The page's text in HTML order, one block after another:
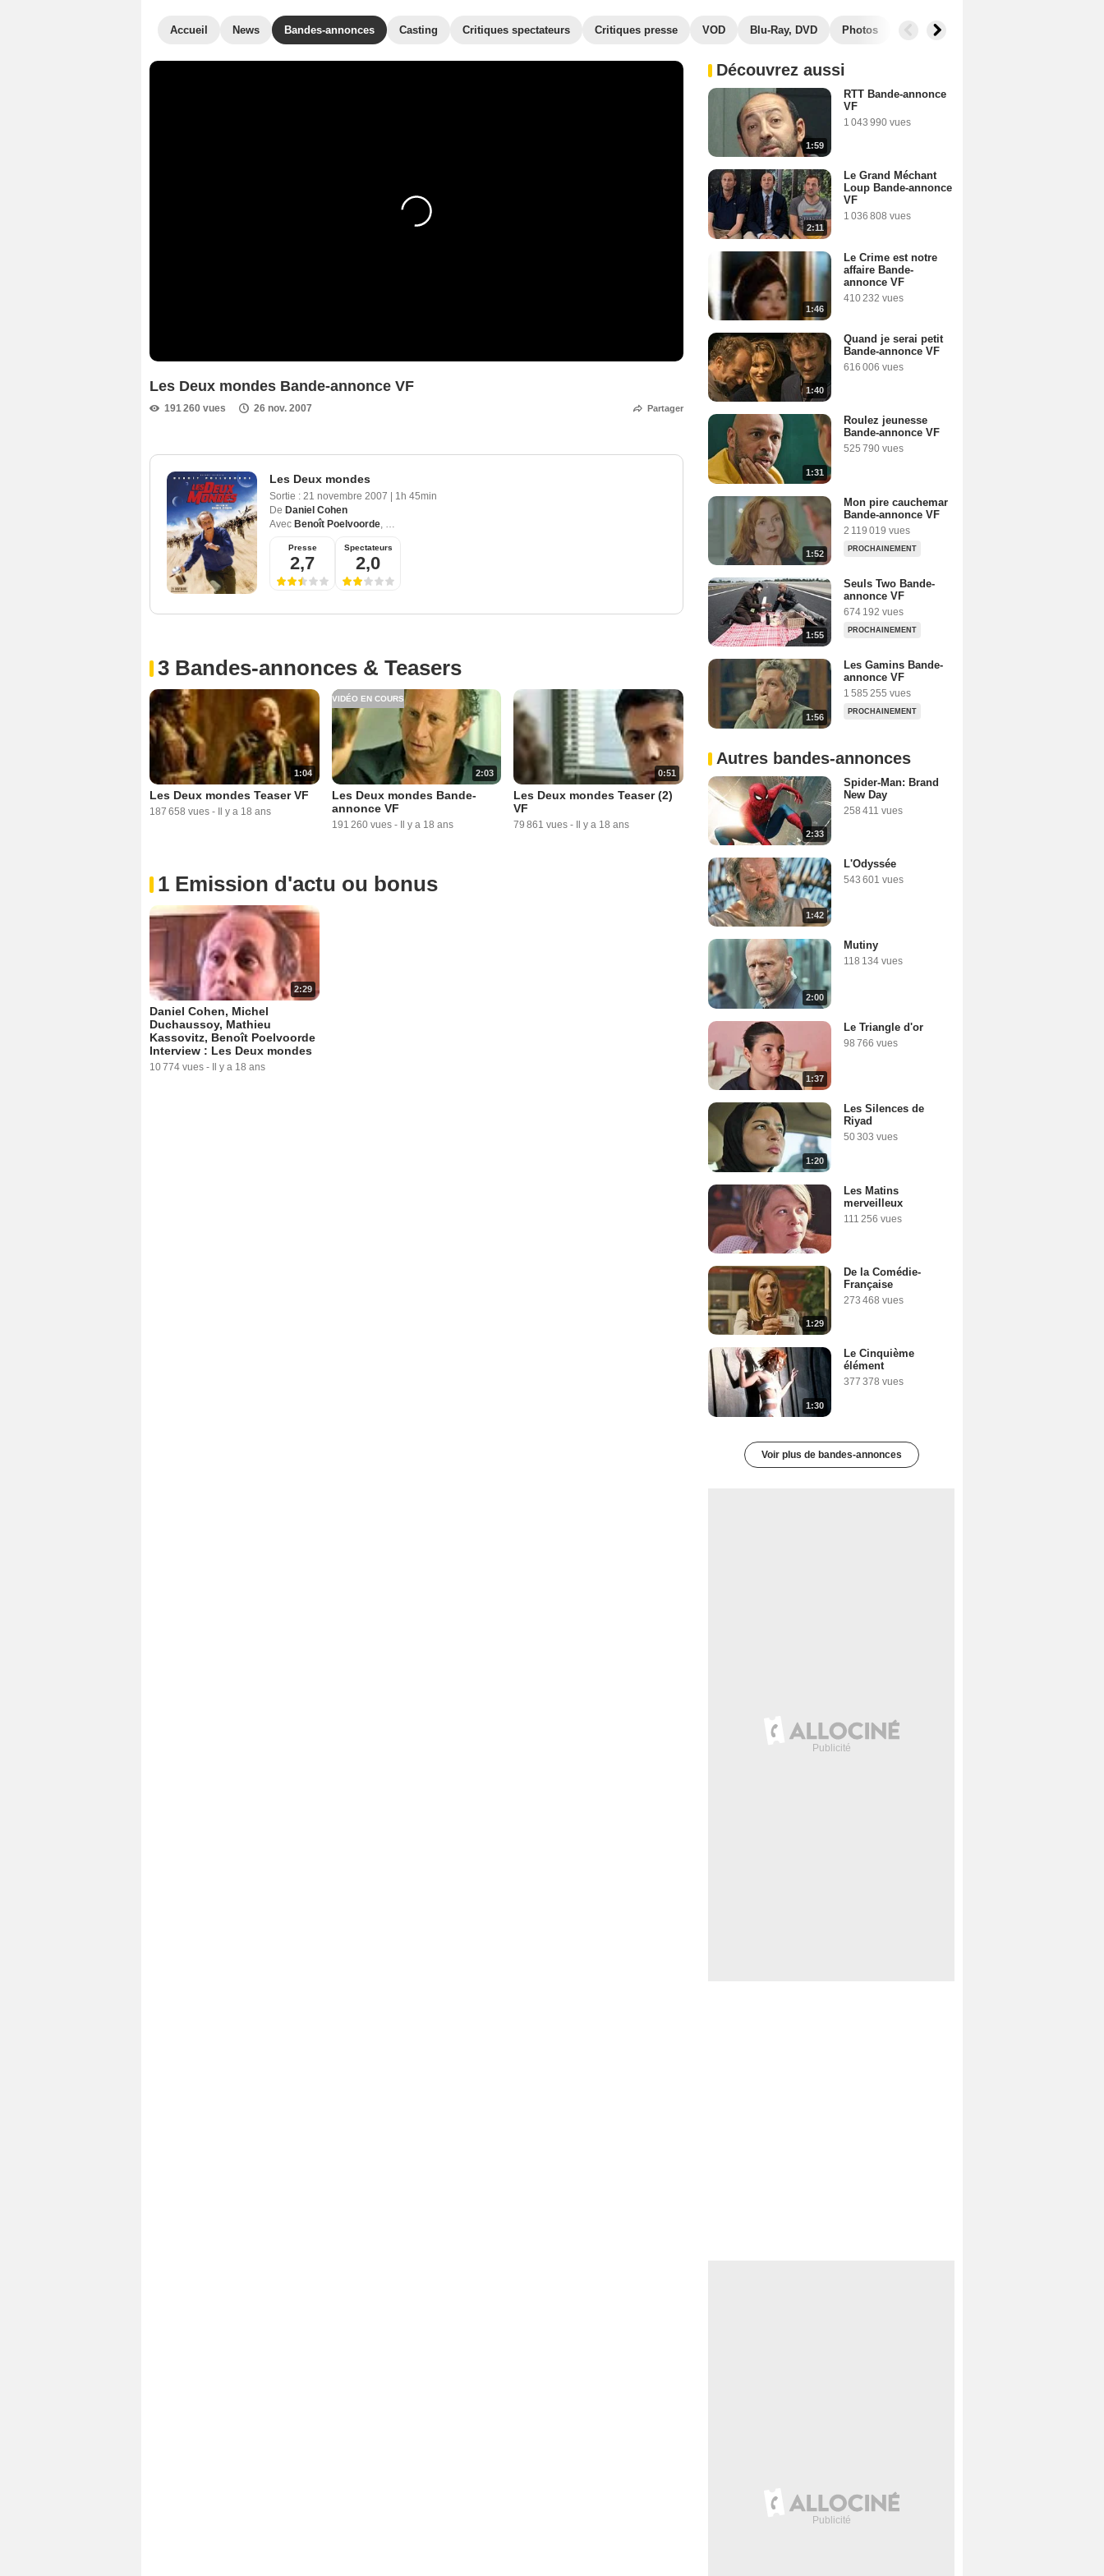
Accueil News Bandes-annonces Casting Critiques spectateurs Critiques presse VOD Blu-Ray, DVD Photos Musique
Les Deux mondes Bande-annonce VF
191 260 vues 26 nov. 2007 Partager
Les Deux mondes
Sortie : 21 novembre 2007
1h 45min
De Daniel Cohen
Avec Benoît Poelvoorde, Florence Loiret Caille Natacha Lindinger
Presse
2,7
Spectateurs
2,0
3 Bandes-annonces & Teasers
1:04
Les Deux mondes Teaser VF
187 658 vues - Il y a 18 ans
2:03
VIDÉO EN COURS
Les Deux mondes Bande-
annonce VF
191 260 vues - Il y a 18 ans
0:51
Les Deux mondes Teaser (2)
VF
79 861 vues - Il y a 18 ans
1 Emission d'actu ou bonus
2:29
Daniel Cohen, Michel
Duchaussoy, Mathieu
Kassovitz, Benoît Poelvoorde
Interview : Les Deux mondes
10 774 vues - Il y a 18 ans
Découvrez aussi
1:59
RTT Bande-annonce
VF
1 043 990 vues
2:11
Le Grand Méchant
Loup Bande-annonce
VF
1 036 808 vues
1:46
Le Crime est notre
affaire Bande-
annonce VF
410 232 vues
1:40
Quand je serai petit
Bande-annonce VF
616 006 vues
1:31
Roulez jeunesse
Bande-annonce VF
525 790 vues
1:52
Mon pire cauchemar
Bande-annonce VF
2 119 019 vues
PROCHAINEMENT
1:55
Seuls Two Bande-
annonce VF
674 192 vues
PROCHAINEMENT
1:56
Les Gamins Bande-
annonce VF
1 585 255 vues
PROCHAINEMENT
Autres bandes-annonces
2:33
Spider-Man: Brand
New Day
258 411 vues
1:42
L'Odyssée
543 601 vues
2:00
Mutiny
118 134 vues
1:37
Le Triangle d'or
98 766 vues
1:20
Les Silences de
Riyad
50 303 vues
Les Matins
merveilleux
111 256 vues
1:29
De la Comédie-
Française
273 468 vues
1:30
Le Cinquième
élément
377 378 vues
Voir plus de bandes-annonces